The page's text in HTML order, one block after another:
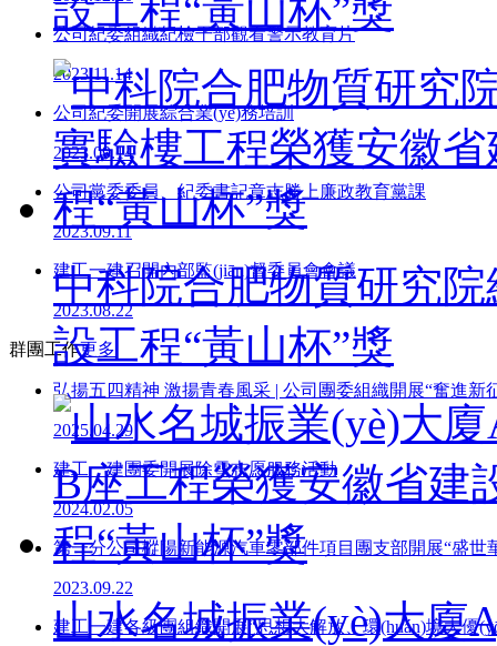
公司紀委組織紀檢干部觀看警示教育片
2023.11.14
公司紀委開展綜合業(yè)務培訓
2023.09.14
公司黨委委員、紀委書記章志勝上廉政教育黨課
2023.09.11
建工一建召開內部監(jiān)督委員會會議
2023.08.22
群團工作更多
弘揚五四精神 激揚青春風采 | 公司團委組織開展“奮進新征
2025.04.29
建工一建團委開展除雪志愿服務活動
2024.02.05
第一分公司樅陽新能源汽車零部件項目團支部開展“盛世
2023.09.22
建工一建各級團組織開展“思想大解放、環(huán)境大
設工程“黃山杯”獎
中科院合肥物質研究
設工程“黃山杯”獎
山水名城振業(yè)大